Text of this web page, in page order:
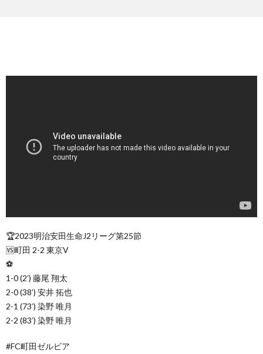
🏆2023明治安田生命J2リーグ第25節
🆚町田 2-2 東京V
⚽
1-0 (2′) 藤尾 翔太
2-0 (38′) 安井 拓也
2-1 (73′) 染野 唯月
2-2 (83′) 染野 唯月
#FC町田ゼルビア